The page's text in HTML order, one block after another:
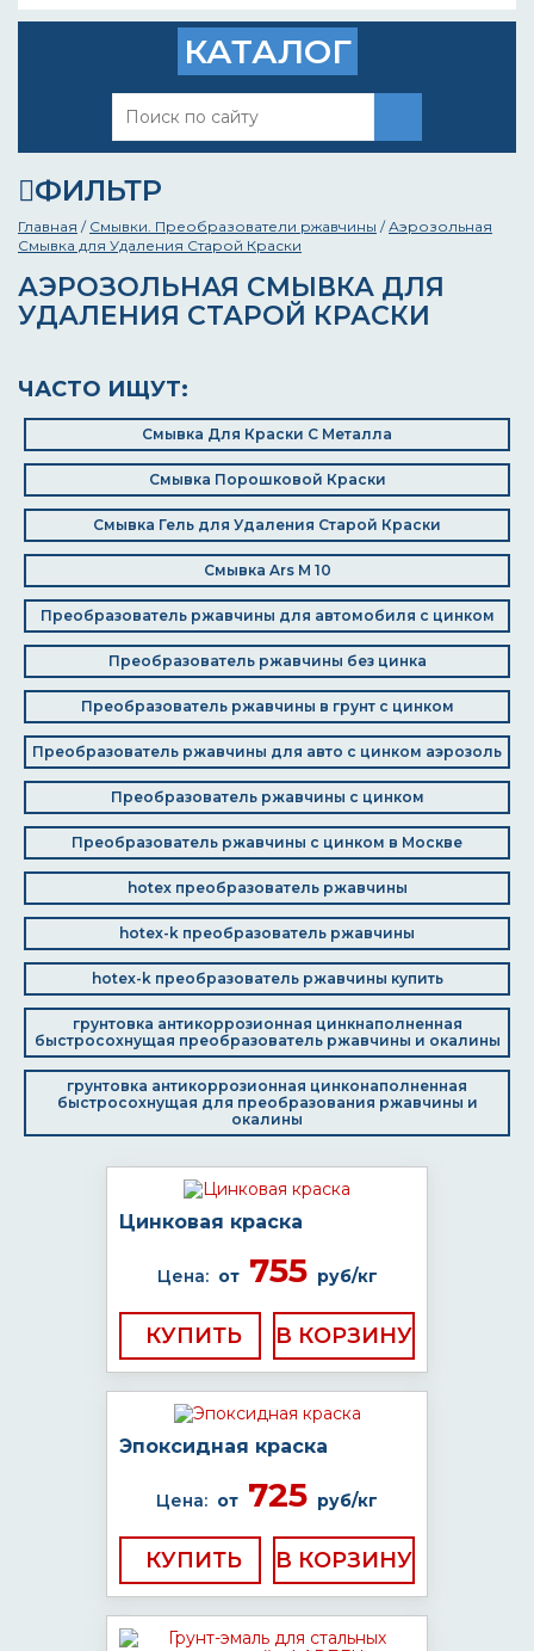
КАТАЛОГ
ФИЛЬТР
Главная / Смывки. Преобразователи ржавчины /Аэрозольная
Смывка для Удаления Старой Краски
АЭРОЗОЛЬНАЯ СМЫВКА ДЛЯ
УДАЛЕНИЯ СТАРОЙ КРАСКИ
ЧАСТО ИЩУТ:
Смывка Для Краски С Металла
Смывка Порошковой Краски
Смывка Гель для Удаления Старой Краски
Смывка Ars M 10
Преобразователь ржавчины для автомобиля с цинком
Преобразователь ржавчины без цинка
Преобразователь ржавчины в грунт с цинком
Преобразователь ржавчины для авто с цинком аэрозоль
Преобразователь ржавчины с цинком
Преобразователь ржавчины с цинком в Москве
hotex преобразователь ржавчины
hotex-k преобразователь ржавчины
hotex-k преобразователь ржавчины купить
грунтовка антикоррозионная цинкнаполненная
быстросохнущая преобразователь ржавчины и окалины
грунтовка антикоррозионная цинконаполненная
быстросохнущая для преобразования ржавчины и
окалины
Цинковая краска
Цена: от755 руб/кг
КУПИТЬ
Эпоксидная краска
Цена: от 725 руб/кг
КУПИТЬ